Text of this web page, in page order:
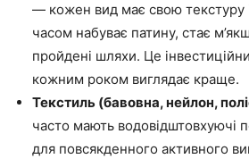
— кожен вид має свою текстуру
часом набуває патину, стає
пройдені шляхи. Це
кожним роком виглядає краще.
Текстиль (бавовна, нейлон,
часто мають водовідштовхуючі
для повсякденного активного